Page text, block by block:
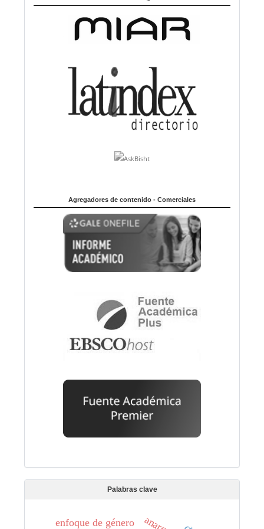
Agregadores de contenido - Comerciales
Palabras clave
enfoque de género